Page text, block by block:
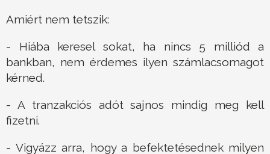
Amiért nem tetszik:
- Hiába keresel sokat, ha nincs 5 milliód a
bankban, nem érdemes ilyen számlacsomagot
kérned.
- A tranzakciós adót sajnos mindig meg kell
fizetni.
- Vigyázz arra, hogy a befektetésednek milyen